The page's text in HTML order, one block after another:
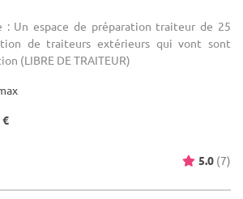
: Un espace de préparation traiteur de 25
de traiteurs extérieurs qui vont sont
(LIBRE DE TRAITEUR)
€
5.0 (7)